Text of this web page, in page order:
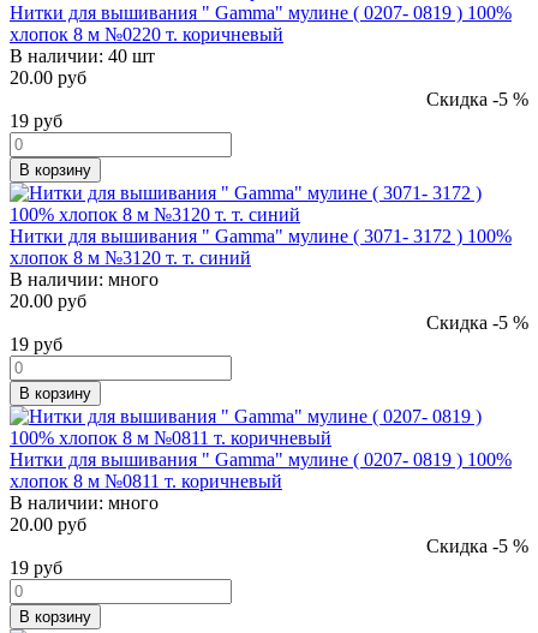
Нитки для вышивания " Gamma" мулине ( 0207- 0819 ) 100%
хлопок 8 м №0220 т. коричневый
В наличии: 40 шт
20.00 руб
Скидка -5 %
19 руб
В корзину
Нитки для вышивания " Gamma" мулине ( 3071- 3172 ) 100%
хлопок 8 м №3120 т. т. синий
В наличии: много
20.00 руб
Скидка -5 %
19 руб
В корзину
Нитки для вышивания " Gamma" мулине ( 0207- 0819 ) 100%
хлопок 8 м №0811 т. коричневый
В наличии: много
20.00 руб
Скидка -5 %
19 руб
В корзину